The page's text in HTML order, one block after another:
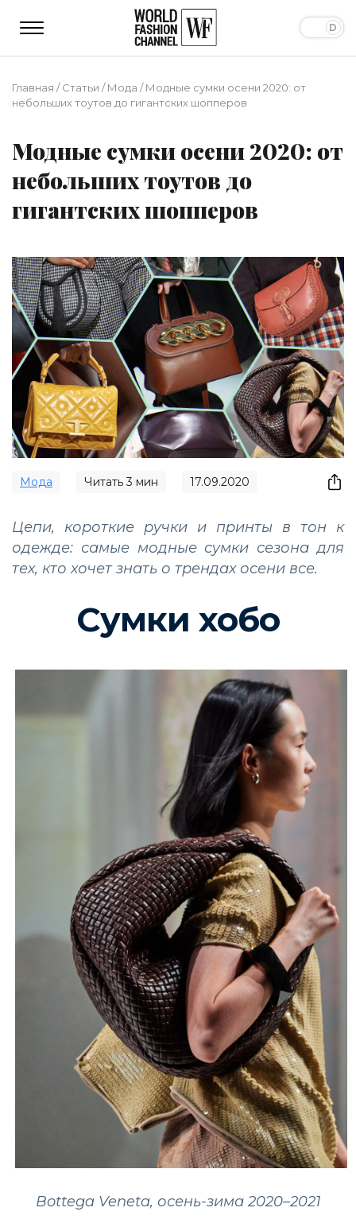
Главная /Статьи /Мода /Модные сумки осени 2020: oт
небольших тоутов до гигантских шопперов
Модные сумки осени 2020: oт
небольших тоутов до
гигантских шопперов
Мода Читать3 мин 17.09.2020
Цепи, короткие ручки и принты в тон к
одежде: самые модные сумки сезона для
тех, кто хочет знать о трендах осени все.
Сумки хобо
Bottega Veneta, осень-зима 2020–2021